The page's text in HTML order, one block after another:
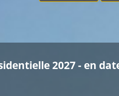
2027 - en